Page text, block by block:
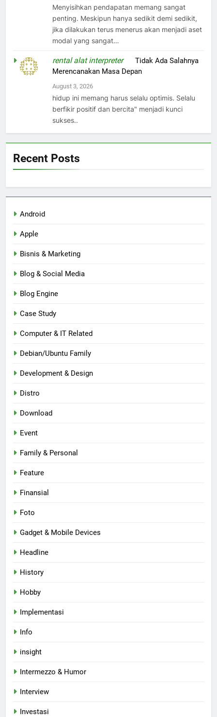
Menyisihkan pendapatan memang sangat
penting. Meskipun hanya sedikit demi sedikit,
jika dilakukan terus menerus akan menjadi aset
modal yang sangat…
rental alat interpreteronTidak Ada Salahnya
Merencanakan Masa Depan
August 3, 2026
hidup ini memang harus selalu optimis. Selalu
berfikir positif dan bercita" menjadi kunci
sukses..
Recent Posts
Android
Apple
Bisnis & Marketing
Blog & Social Media
Blog Engine
Case Study
Computer & IT Related
Debian/Ubuntu Family
Development & Design
Distro
Download
Event
Family & Personal
Feature
Finansial
Foto
Gadget & Mobile Devices
Headline
History
Hobby
Implementasi
Info
insight
Intermezzo & Humor
Interview
Investasi